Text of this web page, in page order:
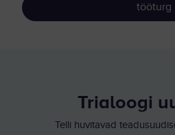
tööturg
Trialoogi
Telli huvitavad